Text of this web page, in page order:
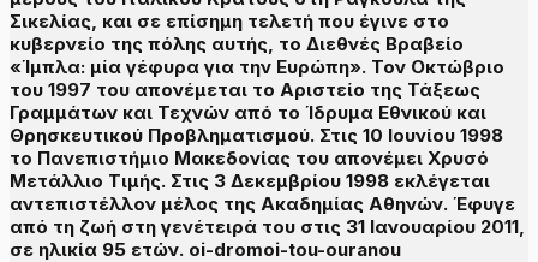
Σικελίας, και σε επίσημη τελετή που έγινε στο
κυβερνείο της πόλης αυτής, το Διεθνές Βραβείο
«Ίμπλα: μία γέφυρα για την Ευρώπη». Τον Οκτώβριο
του 1997 του απονέμεται το Αριστείο της Τάξεως
Γραμμάτων και Τεχνών από το Ίδρυμα Εθνικού και
Θρησκευτικού Προβληματισμού. Στις 10 Ιουνίου 1998
το Πανεπιστήμιο Μακεδονίας του απονέμει Χρυσό
Μετάλλιο Τιμής. Στις 3 Δεκεμβρίου 1998 εκλέγεται
αντεπιστέλλον μέλος της Ακαδημίας Αθηνών. Έφυγε
από τη ζωή στη γενέτειρά του στις 31 Ιανουαρίου 2011,
σε ηλικία 95 ετών. oi-dromoi-tou-ouranou